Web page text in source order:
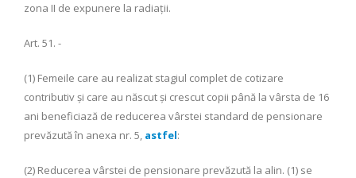
zona II de expunere la radiaţii.
Art. 51. -
(1) Femeile care au realizat stagiul complet de cotizare
contributiv şi care au născut şi crescut copii până la vârsta de 16
ani beneficiază de reducerea vârstei standard de pensionare
prevăzută în anexa nr. 5, astfel:
(2) Reducerea vârstei de pensionare prevăzută la alin. (1) se